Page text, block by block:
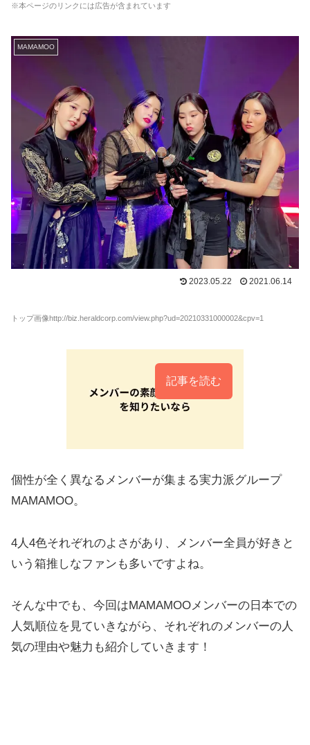
※本ページのリンクには広告が含まれています
MAMAMOO
2023.05.22 2021.06.14
トップ画像http://biz.heraldcorp.com/view.php?ud=20210331000002&cpv=1
記事を読む
個性が全く異なるメンバーが集まる実力派グループ
MAMAMOO。
4人4色それぞれのよさがあり、メンバー全員が好きと
いう箱推しなファンも多いですよね。
そんな中でも、今回はMAMAMOOメンバーの日本での
人気順位を見ていきながら、それぞれのメンバーの人
気の理由や魅力も紹介していきます！